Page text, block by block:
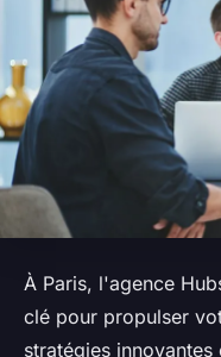
À Paris, l'agence
clé pour propulser
stratégies